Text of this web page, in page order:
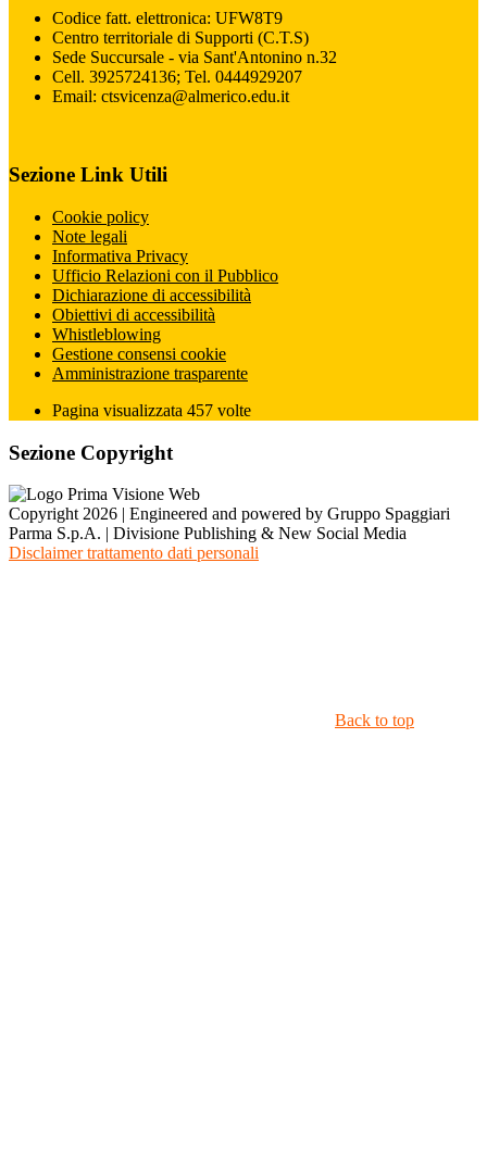
Codice fatt. elettronica: UFW8T9
Centro territoriale di Supporti (C.T.S)
Sede Succursale - via Sant'Antonino n.32
Cell. 3925724136; Tel. 0444929207
Email: ctsvicenza@almerico.edu.it
Sezione Link Utili
Cookie policy
Note legali
Informativa Privacy
Ufficio Relazioni con il Pubblico
Dichiarazione di accessibilità
Obiettivi di accessibilità
Whistleblowing
Gestione consensi cookie
Amministrazione trasparente
Pagina visualizzata 457 volte
Sezione Copyright
Copyright 2026 | Engineered and powered by Gruppo Spaggiari
Parma S.p.A. | Divisione Publishing & New Social Media
Disclaimer trattamento dati personali
Back to top